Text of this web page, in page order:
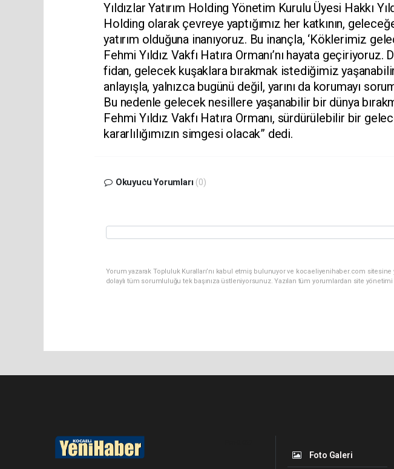
Yıldızlar Yatırım Holding Yönetim Kurulu Üyesi Hakkı
Holding olarak çevreye yaptığımız her katkının,
yatırım olduğuna inanıyoruz. Bu inançla, ‘Köklerimiz
Fehmi Yıldız Vakfı Hatıra Ormanı’nı hayata geçiriyoruz.
fidan, gelecek kuşaklara bırakmak istediğimiz
anlayışla, yalnızca bugünü değil, yarını da korumayı
Bu nedenle gelecek nesillere yaşanabilir bir dünya
Fehmi Yıldız Vakfı Hatıra Ormanı, sürdürülebilir bir
kararlılığımızın simgesi olacak” dedi.
Okuyucu Yorumları (0)
Yorum yazarak Topluluk Kuralları’nı kabul etmiş bulunuyor ve kocaeliyenihaber.com sitesine
dolaylı tüm sorumluluğu tek başınıza üstleniyorsunuz. Yazılan tüm yorumlardan site
Foto Galeri